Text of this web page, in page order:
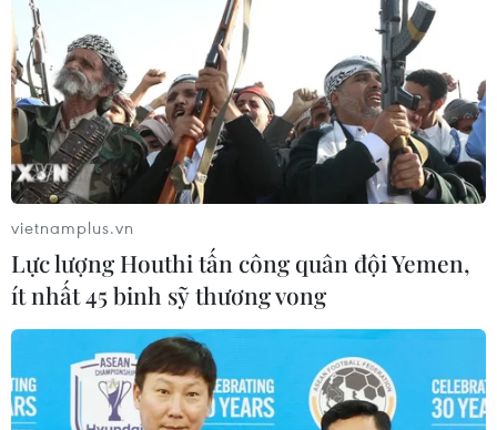
vietnamplus.vn
Lực lượng Houthi tấn công quân đội Yemen,
ít nhất 45 binh sỹ thương vong